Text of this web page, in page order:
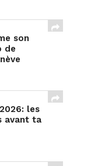
son
de
les
avant ta